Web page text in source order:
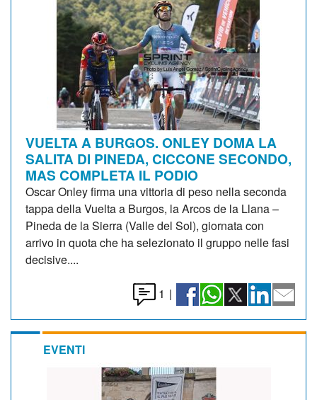
VUELTA A BURGOS. ONLEY DOMA LA
SALITA DI PINEDA, CICCONE SECONDO,
MAS COMPLETA IL PODIO
Oscar Onley firma una vittoria di peso nella seconda
tappa della Vuelta a Burgos, la Arcos de la Llana –
Pineda de la Sierra (Valle del Sol), giornata con
arrivo in quota che ha selezionato il gruppo nelle fasi
decisive....
1 |
EVENTI